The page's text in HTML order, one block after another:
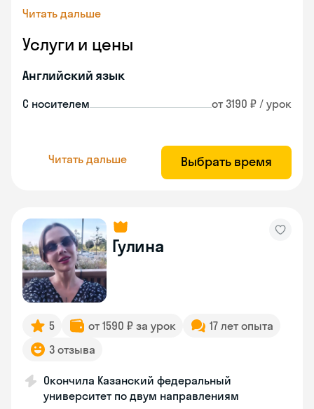
Читать дальше
Услуги и цены
Английский язык
С носителем от 3190 ₽ / урок
Читать дальше Выбрать время
Гулина
5 от 1590 ₽ за урок
17 лет опыта
3 отзыва
Окончила Казанский федеральный
университет по двум направлениям